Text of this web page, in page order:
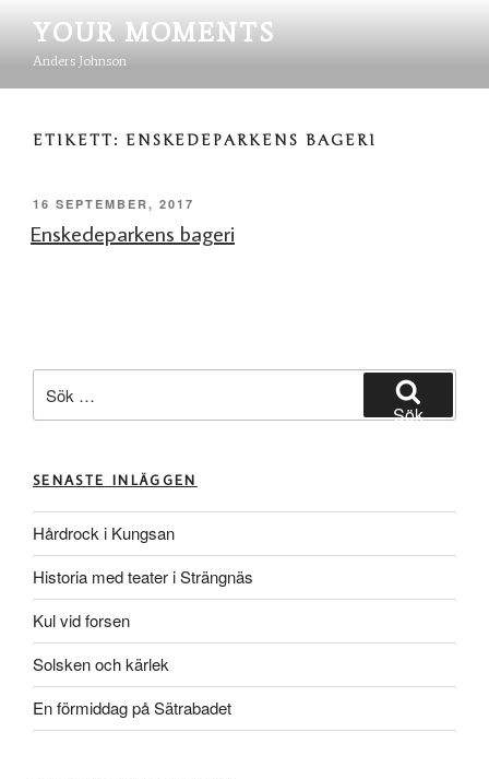
innehåll
YOUR MOMENTS
Anders Johnson
ETIKETT: ENSKEDEPARKENS BAGERI
PUBLICERAT
16 SEPTEMBER, 2017
Enskedeparkens bageri
efter:
Sök
SENASTE INLÄGGEN
Hårdrock i Kungsan
Historia med teater i Strängnäs
Kul vid forsen
Solsken och kärlek
En förmiddag på Sätrabadet